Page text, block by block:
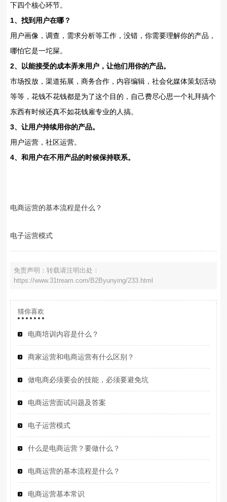
下四个核心环节。
1、找到用户在哪？
用户画像，调查，需求分析等工作，没错，你需要理解你的产品，
哪怕它是一坨屎。
2、以能接受的成本弄来用户，让他们用你的产品。
市场投放，渠道拓展，商务合作，内容编辑，社会化媒体策划活动
等等，花钱不花钱都是为了这个目的，自己费尽心思一个礼拜搞个
东西有时候还真不如花钱雇专业的人搞。
3、让用户持续用你的产品。
用户运营，社区运营。
4、和用户在不用产品的时候保持联系。
电商运营的基本流程是什么？
电子运营模式
免责声明：转载请注明出处：
https://www.31tream.com/B2Byunying/233.html
猜你喜欢
电商培训内容是什么？
商家运营和电商运营有什么区别？
做电商必须要会的技能，必须要避免坑
电商运营面试问题及答案
电子运营模式
什么是电商运营？要做什么？
电商运营的基本流程是什么？
电商运营基本常识